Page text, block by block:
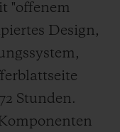
"offenem
Design,
Stunden.